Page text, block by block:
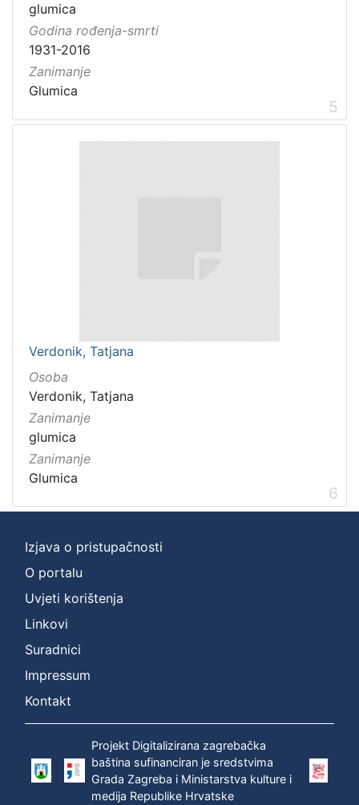
glumica
Godina rođenja-smrti
1931-2016
Zanimanje
Glumica
5
Verdonik, Tatjana
Osoba
Verdonik, Tatjana
Zanimanje
glumica
Zanimanje
Glumica
6
Izjava o pristupačnosti
O portalu
Uvjeti korištenja
Linkovi
Suradnici
Impressum
Kontakt
Projekt Digitalizirana zagrebačka
baština sufinanciran je sredstvima
Grada Zagreba i Ministarstva kulture i
medija Republike Hrvatske